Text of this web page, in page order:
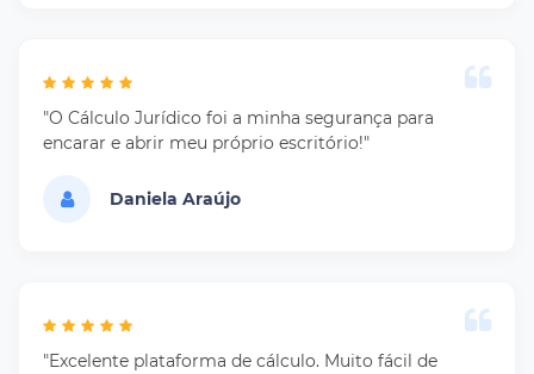
"O Cálculo Jurídico foi a minha segurança para
encarar e abrir meu próprio escritório!"
Daniela Araújo
"Excelente plataforma de cálculo. Muito fácil de